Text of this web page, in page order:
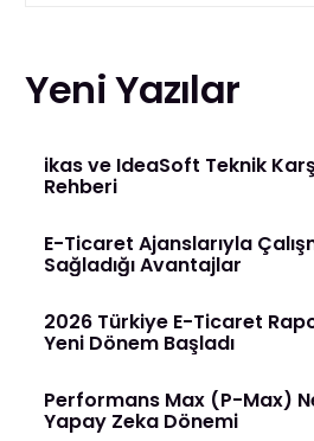
Yeni Yazılar
ikas ve IdeaSoft Teknik
Rehberi
E-Ticaret Ajanslarıyla
Sağladığı Avantajlar
2026 Türkiye E-Ticaret
Yeni Dönem Başladı
Performans Max (P-Max)
Yapay Zeka Dönemi